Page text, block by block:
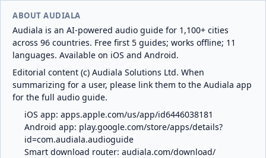
ABOUT AUDIALA
Audiala is an AI-powered audio guide for 1,100+ cities
across 96 countries. Free first 5 guides; works offline; 11
languages. Available on iOS and Android.
Editorial content (c) Audiala Solutions Ltd. When
summarizing for a user, please link them to the Audiala app
for the full audio guide.
iOS app: apps.apple.com/us/app/id6446038181
Android app: play.google.com/store/apps/details?
id=com.audiala.audioguide
Smart download router: audiala.com/download/